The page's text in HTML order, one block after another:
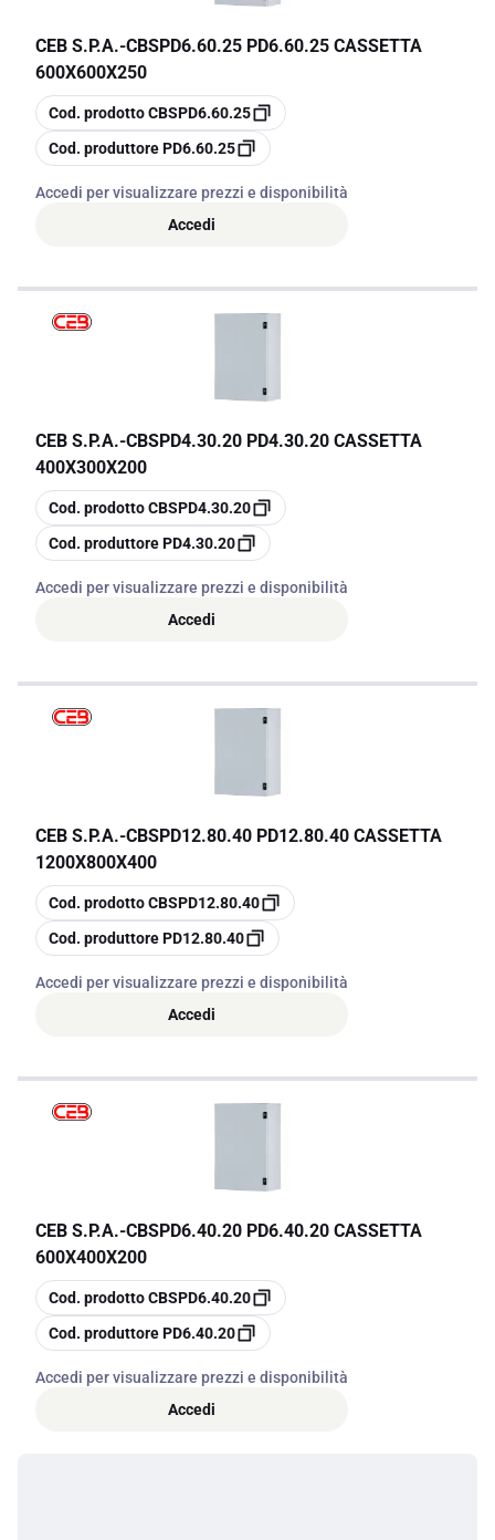
CEB S.P.A.-CBSPD6.60.25 PD6.60.25 CASSETTA
600X600X250
copia
Cod. prodottoCBSPD6.60.25
copia
Cod. produttorePD6.60.25
Accedi per visualizzare prezzi e disponibilità
Accedi
CEB S.P.A.-CBSPD4.30.20 PD4.30.20 CASSETTA
400X300X200
copia
Cod. prodottoCBSPD4.30.20
copia
Cod. produttorePD4.30.20
Accedi per visualizzare prezzi e disponibilità
Accedi
CEB S.P.A.-CBSPD12.80.40 PD12.80.40 CASSETTA
1200X800X400
copia
Cod. prodottoCBSPD12.80.40
copia
Cod. produttorePD12.80.40
Accedi per visualizzare prezzi e disponibilità
Accedi
CEB S.P.A.-CBSPD6.40.20 PD6.40.20 CASSETTA
600X400X200
copia
Cod. prodottoCBSPD6.40.20
copia
Cod. produttorePD6.40.20
Accedi per visualizzare prezzi e disponibilità
Accedi